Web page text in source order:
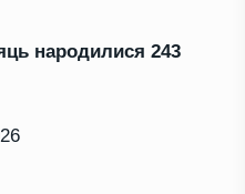
народилися 243